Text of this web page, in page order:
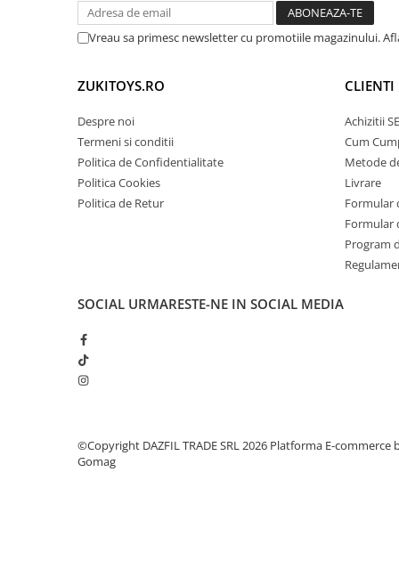
Vreau sa primesc newsletter cu promotiile magazinului.
ZUKITOYS.RO
Despre noi
Termeni si conditii
Politica de Confidentialitate
Politica Cookies
Politica de Retur
CLIENTI
Achizitii
Cum
Metode
Livrare
Formular
Formular
Program
SOCIAL URMARESTE-NE IN SOCIAL MEDIA
©Copyright DAZFIL TRADE SRL 2026 Platforma E-commerce
Gomag